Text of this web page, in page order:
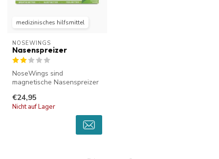
medizinisches hilfsmittel
NOSEWINGS
Nasenspreizer
NoseWings sind
magnetische Nasenspreizer
durch die Nase....
€24,95
Nicht auf Lager